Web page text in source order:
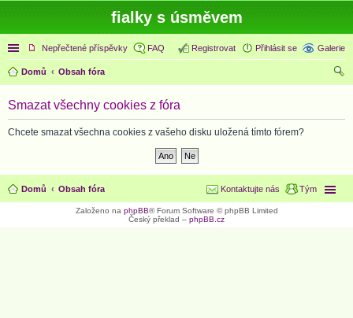
fialky s úsměvem
Rychlé odkazy
Nepřečtené příspěvky Galerie
FAQ Přihlásit se
Registrovat
Domů
Obsah fóra
Smazat všechny cookies z fóra
Chcete smazat všechna cookies z vašeho disku uložená tímto fórem?
Domů Obsah fóra Tým
Kontaktujte nás
Založeno na phpBB® Forum Software © phpBB Limited
Český překlad – phpBB.cz